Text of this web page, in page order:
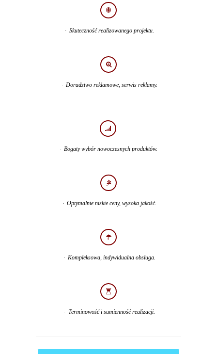
· Skuteczność realizowanego projektu.
· Doradztwo reklamowe, serwis reklamy.
· Bogaty wybór nowoczesnych produktów.
· Optymalnie niskie ceny, wysoka jakość.
· Kompleksowa, indywidualna obsługa.
· Terminowość i sumienność realizacji.